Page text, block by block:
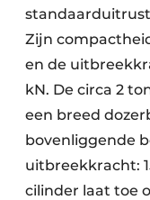
Zijn
en de
kN. De circa 2
een breed
bovenliggende
uitbreekkracht:
cilinder laat toe